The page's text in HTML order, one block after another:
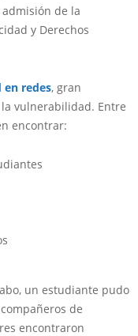
de la
y Derechos
en redes, gran
vulnerabilidad. Entre
encontrar:
un estudiante pudo
de
encontraron